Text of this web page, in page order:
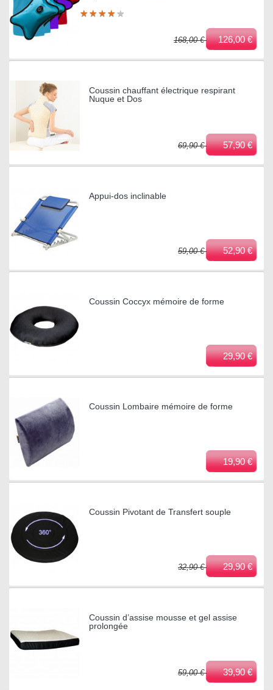
★ ★ ★ ★ ★
★ ★ ★ ★ ★
168,00 € 126,00 €
Coussin chauffant électrique respirant
Nuque et Dos
69,90 € 57,90 €
Appui-dos inclinable
59,00 € 52,90 €
Coussin Coccyx mémoire de forme
29,90 €
Coussin Lombaire mémoire de forme
19,90 €
Coussin Pivotant de Transfert souple
32,90 € 29,90 €
Coussin d’assise mousse et gel assise
prolongée
59,00 € 39,90 €